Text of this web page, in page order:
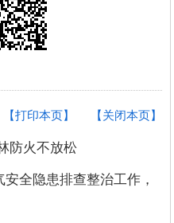
【关闭本页】
【打印本页】
防火不放松
全隐患排查整治工作，